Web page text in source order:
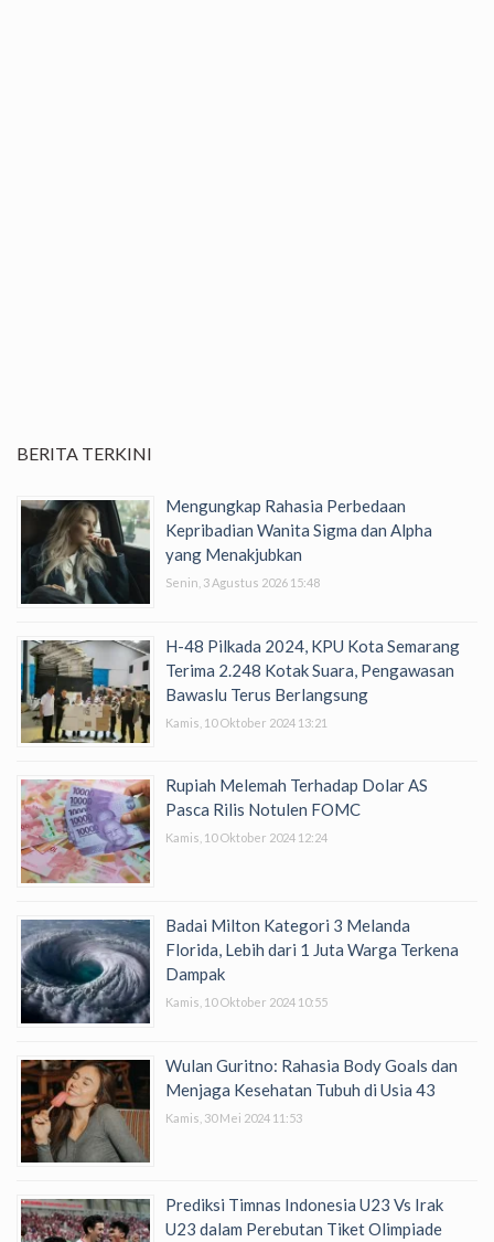
BERITA TERKINI
Mengungkap Rahasia Perbedaan
Kepribadian Wanita Sigma dan Alpha
yang Menakjubkan
Senin, 3 Agustus 2026 15:48
H-48 Pilkada 2024, KPU Kota Semarang
Terima 2.248 Kotak Suara, Pengawasan
Bawaslu Terus Berlangsung
Kamis, 10 Oktober 2024 13:21
Rupiah Melemah Terhadap Dolar AS
Pasca Rilis Notulen FOMC
Kamis, 10 Oktober 2024 12:24
Badai Milton Kategori 3 Melanda
Florida, Lebih dari 1 Juta Warga Terkena
Dampak
Kamis, 10 Oktober 2024 10:55
Wulan Guritno: Rahasia Body Goals dan
Menjaga Kesehatan Tubuh di Usia 43
Kamis, 30 Mei 2024 11:53
Prediksi Timnas Indonesia U23 Vs Irak
U23 dalam Perebutan Tiket Olimpiade